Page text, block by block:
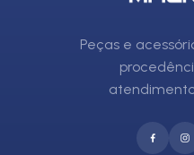
Peças e